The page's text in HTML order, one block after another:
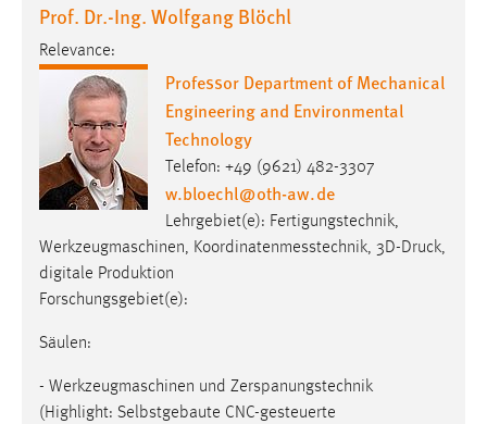
Prof. Dr.-Ing. Wolfgang Blöchl
Relevance:
Professor Department of Mechanical
Engineering and Environmental
Technology
Telefon: +49 (9621) 482-3307
w.bloechl@oth-aw.de
Lehrgebiet(e): Fertigungstechnik,
Werkzeugmaschinen, Koordinatenmesstechnik, 3D-Druck,
digitale Produktion
Forschungsgebiet(e):
Säulen:
- Werkzeugmaschinen und Zerspanungstechnik
(Highlight: Selbstgebaute CNC-gesteuerte